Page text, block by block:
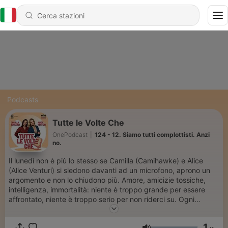
Podcasts
Tutte le Volte Che
OnePodcast
124 - 12. Siamo tutti complottisti. Anzi
no.
Il lunedì non è più lo stesso se Camilla (Camihawke) e Alice
(Alice Venturi) si siedono davanti ad un microfono, aprono un
argomento e non lo chiudono più. Amore, amicizie tossiche,
intelligenza, immortalità: niente è troppo grande per essere
affrontato, niente è troppo serio per non riderci su. Ogni
puntata è un mix di studi scientifici citati con troppa sicurezza,